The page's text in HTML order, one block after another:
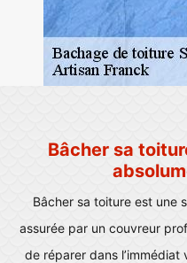
Bâcher sa
Bâcher sa toiture est une
assurée par un couvreur
de réparer dans l’immédiat